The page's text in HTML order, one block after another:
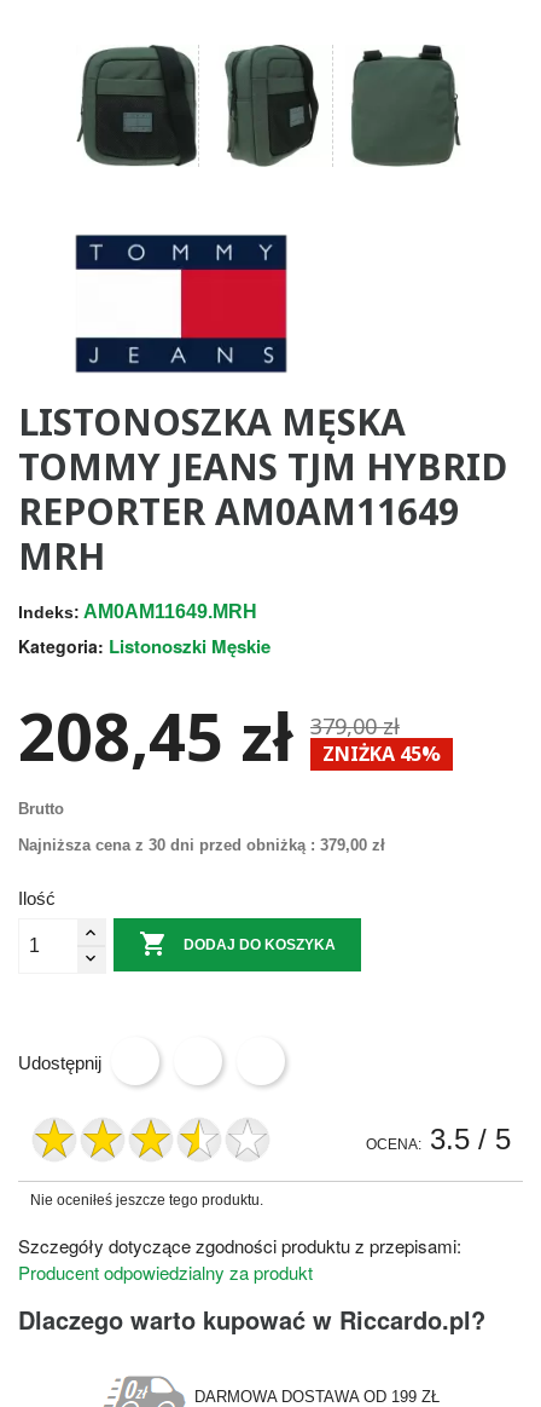
LISTONOSZKA MĘSKA
TOMMY JEANS TJM HYBRID
REPORTER AM0AM11649
MRH
Indeks: AM0AM11649.MRH
Kategoria: Listonoszki Męskie
208,45 zł 379,00 zł
ZNIŻKA 45%
Brutto
Najniższa cena z 30 dni przed obniżką : 379,00 zł
Ilość
 DODAJ DO KOSZYKA
Udostępnij
OCENA: 3.5 / 5
Nie oceniłeś jeszcze tego produktu.
Szczegóły dotyczące zgodności produktu z przepisami:
Producent odpowiedzialny za produkt
Dlaczego warto kupować w Riccardo.pl?
DARMOWA DOSTAWA OD 199 ZŁ